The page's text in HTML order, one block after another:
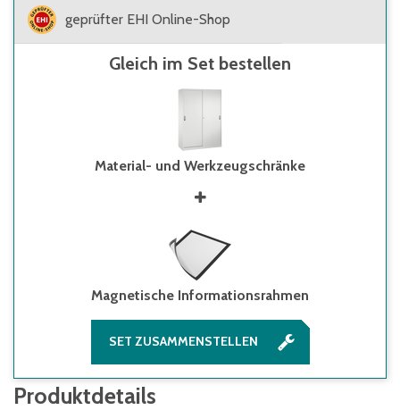
geprüfter EHI Online-Shop
Gleich im Set bestellen
Material- und Werkzeugschränke
Magnetische Informationsrahmen
SET ZUSAMMENSTELLEN
Produktdetails